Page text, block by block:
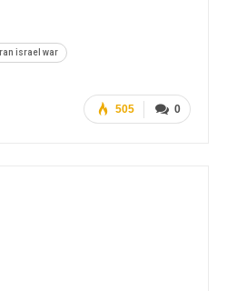
israel war
0
505